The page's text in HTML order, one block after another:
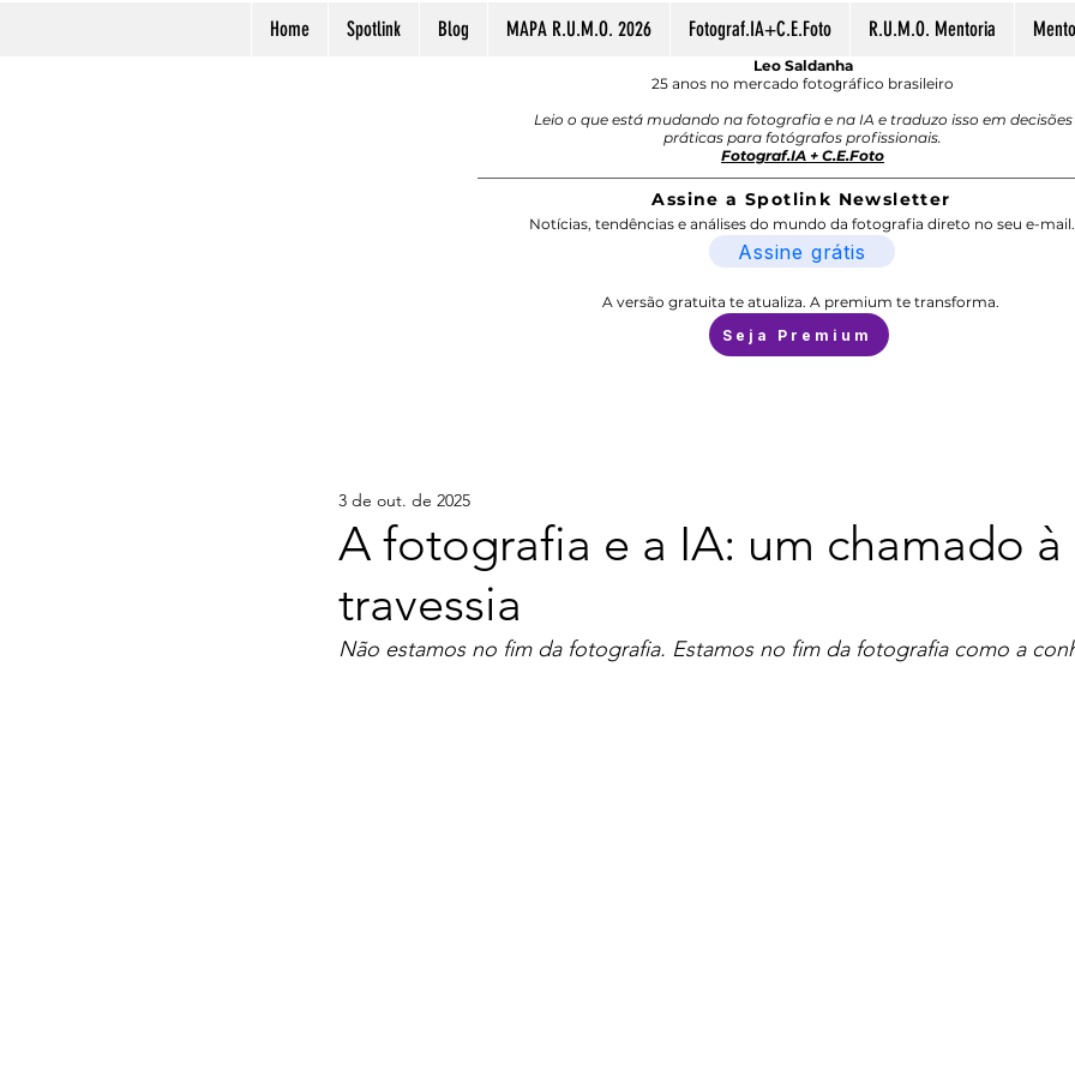
Home Spotlink Blog MAPA R.U.M.O. 2026 Fotograf.IA+C.E.Foto R.U.M.O. Mentoria
Leo Saldanha
25 anos no mercado fotográfico brasileiro
Leio o que está mudando na fotografia e na IA e traduzo isso em decisões
práticas para fotógrafos profissionais.
Fotograf.IA + C.E.Foto
Assine a Spotlink Newsletter
Notícias, tendências e análises do mundo da fotografia direto no seu e-mail.
Assine grátis
A versão gratuita te atualiza. A premium te transforma.
Seja Premium
A fotografia e a IA: um chamado à
travessia
3 de out. de 2025
Não estamos no fim da fotografia. Estamos no fim da fotografia como a